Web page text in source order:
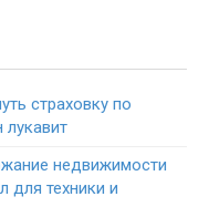
страховку по
лукавит
недвижимости
для техники и